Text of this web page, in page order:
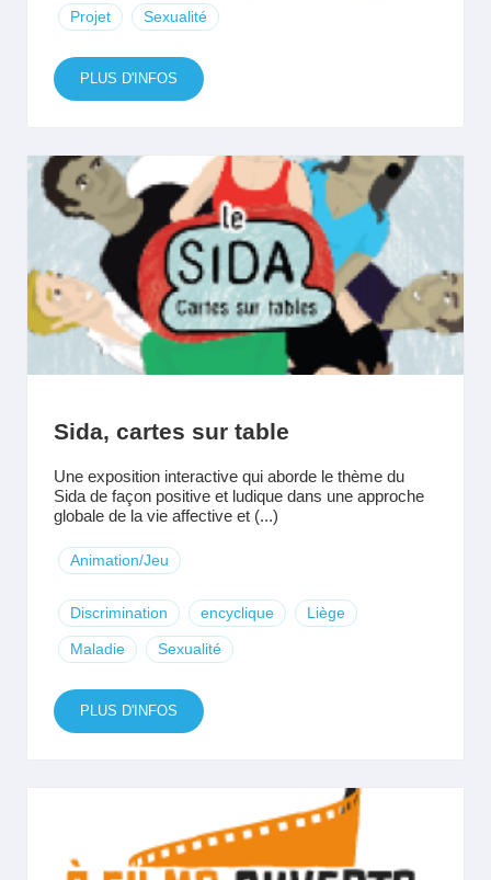
Projet Sexualité
PLUS D'INFOS
Sida, cartes sur table
Une exposition interactive qui aborde le thème du
Sida de façon positive et ludique dans une approche
globale de la vie affective et (...)
Animation/Jeu
Discrimination encyclique Liège
Maladie Sexualité
PLUS D'INFOS